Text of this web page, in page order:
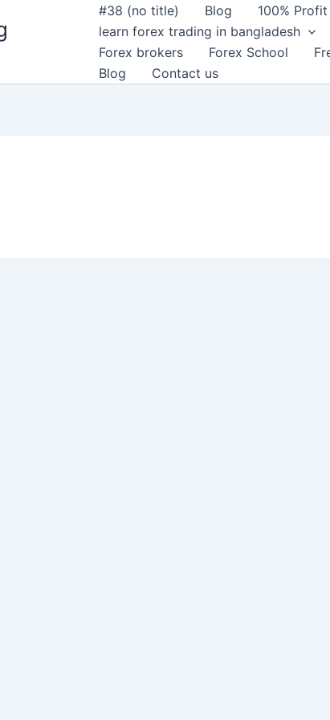
#38 (no title) Blog 100%
learn forex trading in bangladesh
Forex brokers
Forex School
Blog
Contact us